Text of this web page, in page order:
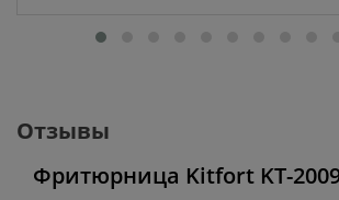
Отзывы
Фритюрница Kitfort KT-